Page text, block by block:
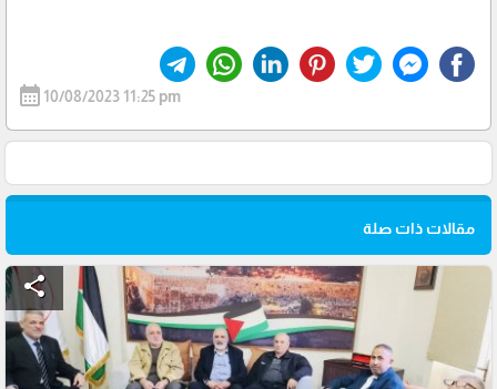
calendar_month 10/08/2023 11:25 pm
مقالات ذات صلة
share